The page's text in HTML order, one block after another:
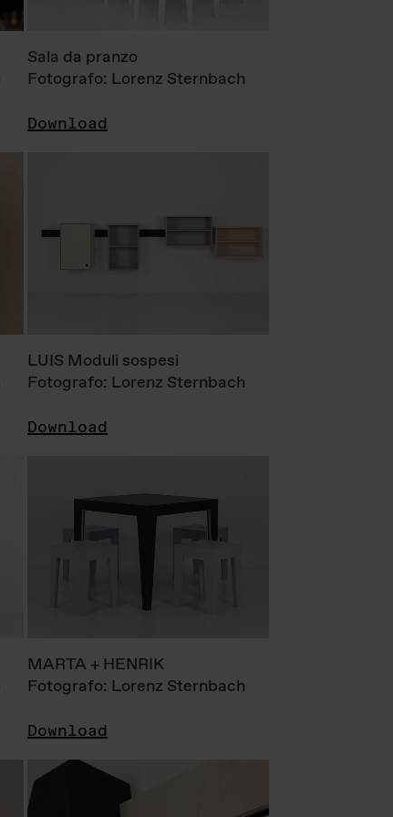
Sala da pranzo
Fotografo: Lorenz Sternbach
Download
LUIS Moduli sospesi
Fotografo: Lorenz Sternbach
Download
MARTA + HENRIK
Fotografo: Lorenz Sternbach
Download